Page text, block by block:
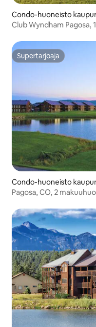
Condo-huoneisto
Club Wyndham Pagosa,
Supertarjoaja
Supertarjoaja
Condo-huoneisto
Pagosa, CO, 2